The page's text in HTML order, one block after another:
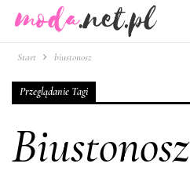
Start biustonosz
Przeglądanie Tagi
Biustonosz